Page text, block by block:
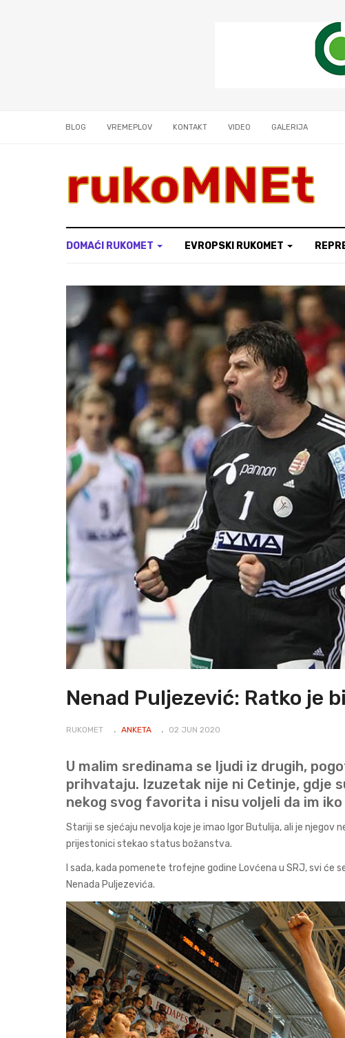
BLOG VREMEPLOV KONTAKT VIDEO GALERIJA
rukoMNEt
DOMAĆI RUKOMET EVROPSKI RUKOMET
Nenad Puljezević: Ratko je
RUKOMET ANKETA 02 JUN 2020
U malim sredinama se ljudi iz drugih,
prihvataju. Izuzetak nije ni Cetinje, gdje
nekog svog favorita i nisu voljeli da im
Stariji se sjećaju nevolja koje je imao Igor Butulija, ali je njegov
prijestonici stekao status božanstva.
I sada, kada pomenete trofejne godine Lovćena u SRJ, svi će
Nenada Puljezevića.